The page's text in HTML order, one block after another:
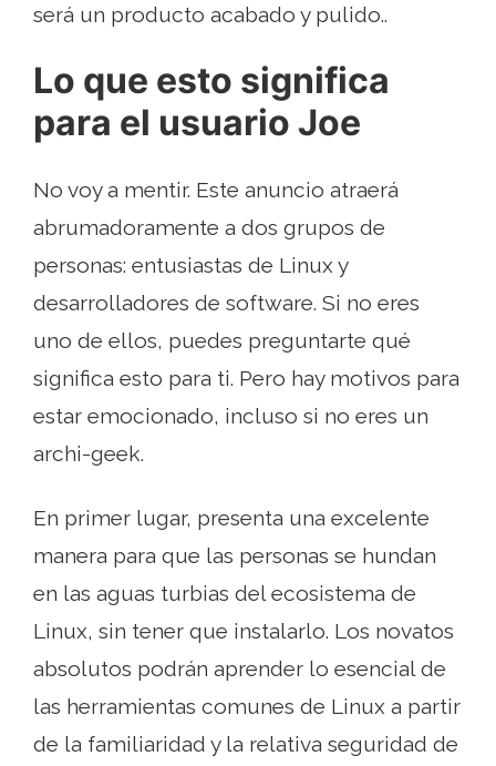
será un producto acabado y pulido..
Lo que esto significa
para el usuario Joe
No voy a mentir. Este anuncio atraerá
abrumadoramente a dos grupos de
personas: entusiastas de Linux y
desarrolladores de software. Si no eres
uno de ellos, puedes preguntarte qué
significa esto para ti. Pero hay motivos para
estar emocionado, incluso si no eres un
archi-geek.
En primer lugar, presenta una excelente
manera para que las personas se hundan
en las aguas turbias del ecosistema de
Linux, sin tener que instalarlo. Los novatos
absolutos podrán aprender lo esencial de
las herramientas comunes de Linux a partir
de la familiaridad y la relativa seguridad de